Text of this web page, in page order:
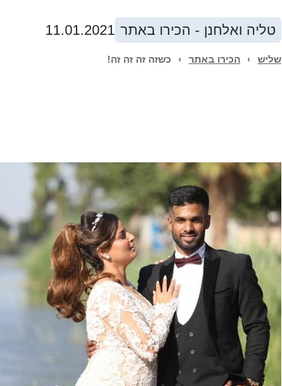
טליה ואלחנן - הכירו באתר 11.01.2021
שליש › הכירו באתר › כשזה זה זה זה!